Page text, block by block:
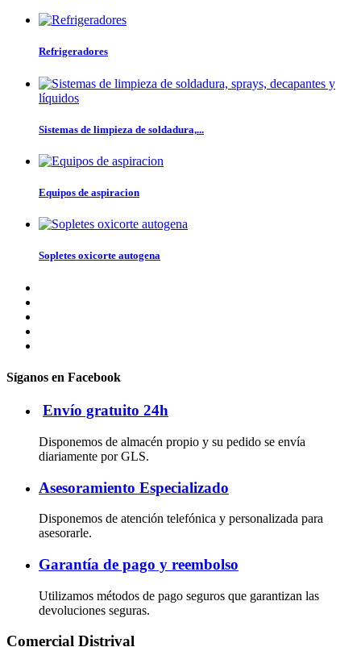
Refrigeradores
Sistemas de limpieza de soldadura,...
Equipos de aspiracion
Sopletes oxicorte autogena
Síganos en Facebook
Envío gratuito 24h
Disponemos de almacén propio y su pedido se envía
diariamente por GLS.
Asesoramiento Especializado
Disponemos de atención telefónica y personalizada para
asesorarle.
Garantía de pago y reembolso
Utilizamos métodos de pago seguros que garantizan las
devoluciones seguras.
Comercial Distrival